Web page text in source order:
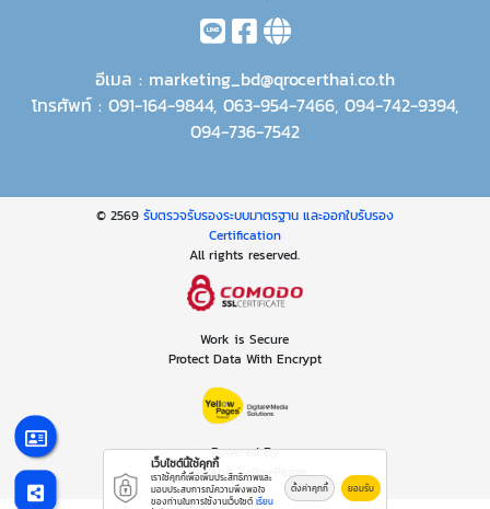
อีเมล : marketing_bd@qrocerthai.co.th
โทรศัพท์ : 091-164-9844, 063-954-7466, 094-742-9394,
094-736-7542
© 2569 รับตรวจรับรองระบบมาตรฐาน และออกใบรับรอง
Certification
All rights reserved.
Work is Secure
Protect Data With Encrypt
Powered By
Thailand YellowPages
เว็บไซต์นี้ใช้คุกกี้
เราใช้คุกกี้เพื่อเพิ่มประสิทธิภาพและ
มอบประสบการณ์ความพึงพอใจ
ของท่านในการใช้งานเว็บไซต์ เรียน
ตั้งค่าคุกกี้ ยอมรับ